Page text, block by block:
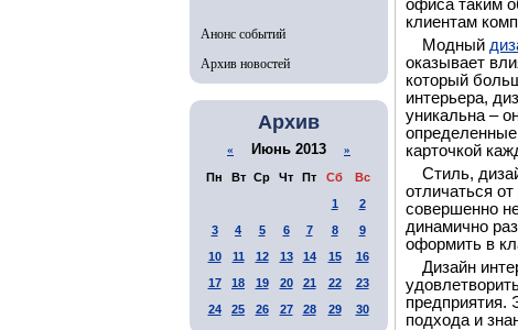
Анонс событий
Архив новостей
Архив
« Июнь 2013 »
Пн Вт Ср Чт Пт Сб
Вс
1
2
3
4 5 6 7 8
9
10
11 12 13 14 15
16
17
18 19 20 21 22
23
24
25 26 27 28 29 30
офиса таким
клиентам
Модный
оказывает
который
интерьера,
уникальна –
определенные
карточкой
Стиль,
отличаться
совершенно
динамично
оформить в
Дизайн
предприятия.
подхода и